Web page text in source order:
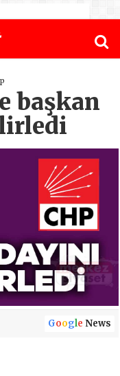
başkan
Google News